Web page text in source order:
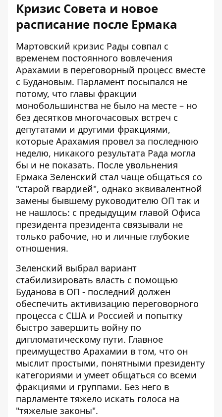
Кризис Совета и новое
расписание после Ермака
Мартовский кризис Рады совпал с
временем постоянного вовлечения
Арахамии в переговорный процесс вместе
с Будановым. Парламент посыпался не
потому, что главы фракции
монобольшинства не было на месте – но
без десятков многочасовых встреч с
депутатами и другими фракциями,
которые Арахамия провел за последнюю
неделю, никакого результата Рада могла
бы и не показать. После увольнения
Ермака Зеленский стал чаще общаться со
"старой гвардией", однако эквивалентной
замены бывшему руководителю ОП так и
не нашлось: с предыдущим главой Офиса
президента президента связывали не
только рабочие, но и личные глубокие
отношения.
Зеленский выбрал вариант
стабилизировать власть с помощью
Буданова в ОП - последний должен
обеспечить активизацию переговорного
процесса с США и Россией и попытку
быстро завершить войну по
дипломатическому пути. Главное
преимущество Арахамии в том, что он
мыслит простыми, понятными президенту
категориями и умеет общаться со всеми
фракциями и группами. Без него в
парламенте тяжело искать голоса на
"тяжелые законы".